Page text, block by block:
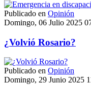
Publicado en Opinión
Domingo, 06 Julio 2025
¿Volvió Rosario?
Publicado en Opinión
Domingo, 29 Junio 2025